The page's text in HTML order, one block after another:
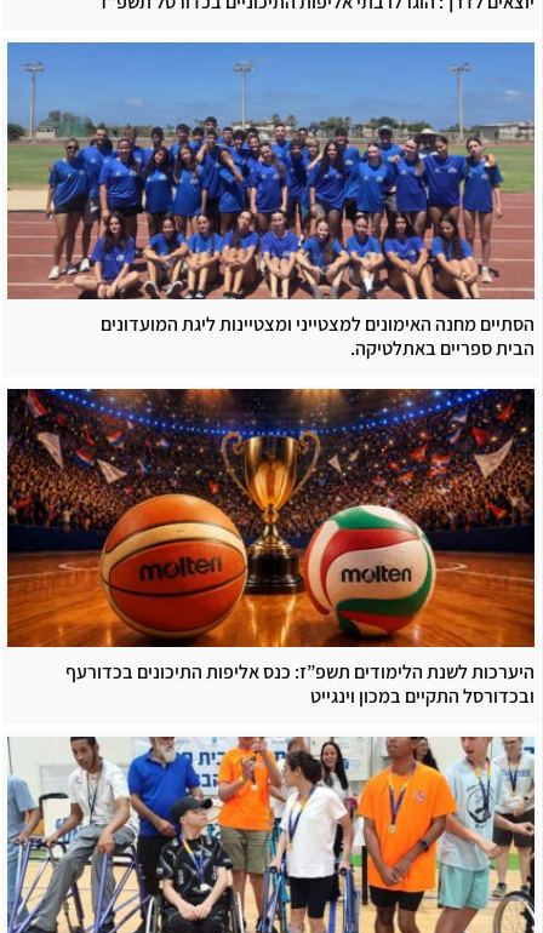
הסתיים מחנה האימונים למצטייני ומצטיינות ליגת המועדונים
הבית ספריים באתלטיקה.
היערכות לשנת הלימודים תשפ”ז: כנס אליפות התיכונים בכדורעף
ובכדורסל התקיים במכון וינגייט